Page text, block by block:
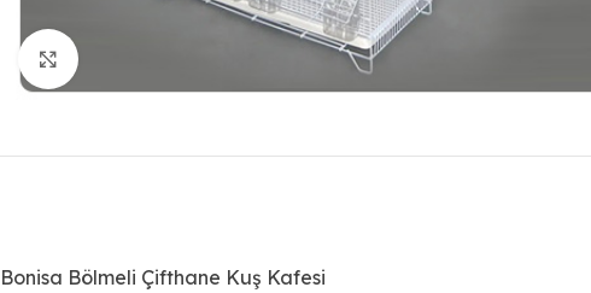
Bonisa Bölmeli Çifthane Kuş Kafesi